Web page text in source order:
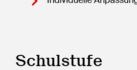
Schulstufe